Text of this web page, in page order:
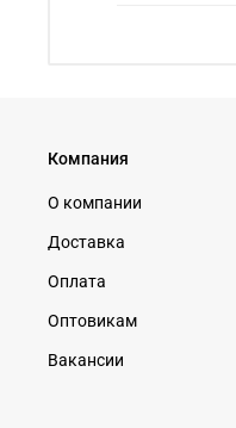
Компания
О компании
Доставка
Оплата
Оптовикам
Вакансии